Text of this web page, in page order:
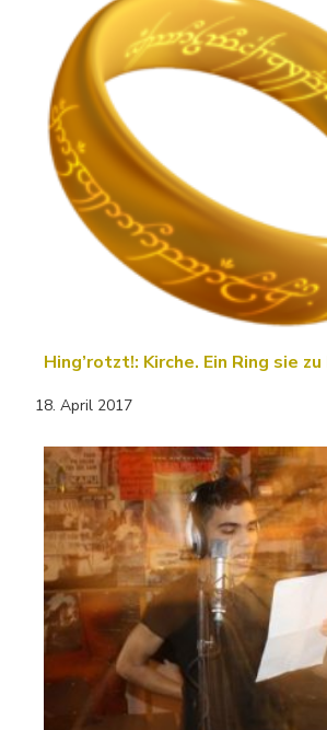
Hing’rotzt!: Kirche. Ein Ring sie
18. April 2017